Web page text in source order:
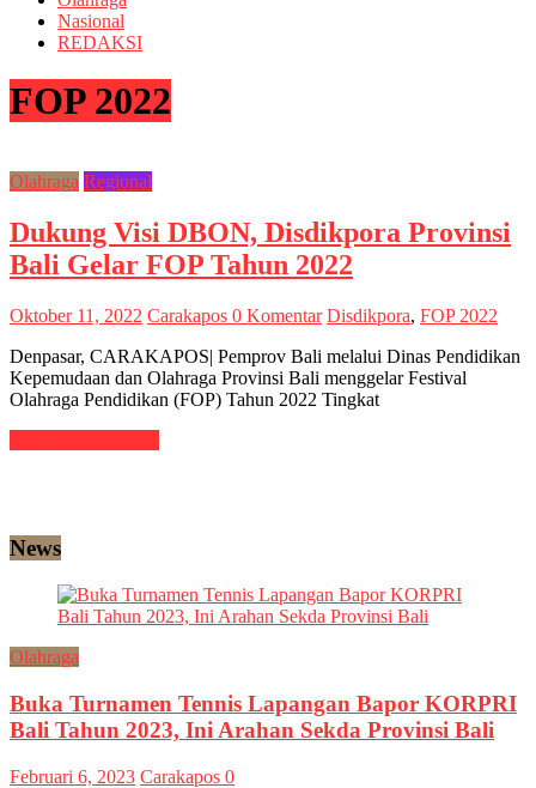
Nasional
REDAKSI
FOP 2022
Olahraga Regional
Dukung Visi DBON, Disdikpora Provinsi
Bali Gelar FOP Tahun 2022
Oktober 11, 2022 Carakapos 0 Komentar Disdikpora, FOP 2022
Denpasar, CARAKAPOS| Pemprov Bali melalui Dinas Pendidikan
Kepemudaan dan Olahraga Provinsi Bali menggelar Festival
Olahraga Pendidikan (FOP) Tahun 2022 Tingkat
News
Olahraga
Buka Turnamen Tennis Lapangan Bapor KORPRI
Bali Tahun 2023, Ini Arahan Sekda Provinsi Bali
Februari 6, 2023 Carakapos 0